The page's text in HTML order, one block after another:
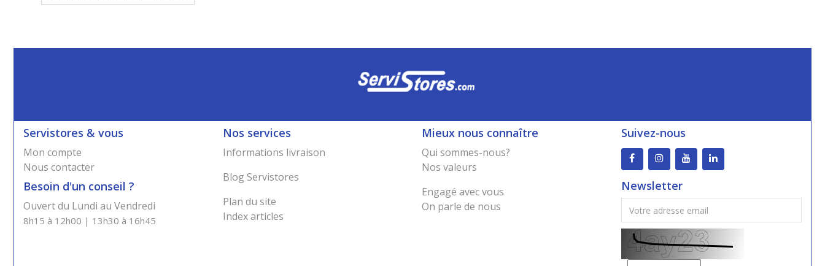
Servistores & vous
Mon compte
Nous contacter
Besoin d'un conseil ?
Ouvert du Lundi au Vendredi
8h15 à 12h00 | 13h30 à 16h45
Nos services
Informations livraison
Blog Servistores
Plan du site
Index articles
Mieux nous connaître
Qui sommes-nous?
Nos valeurs
Engagé avec vous
On parle de nous
Suivez-nous
Newsletter